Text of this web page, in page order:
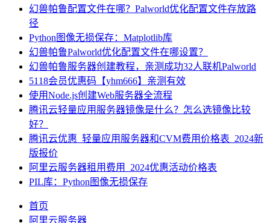
幻兽帕鲁配置文件在哪？Palworld优化配置文件存放路
径
Python图像无损保存：Matplotlib库
幻兽帕鲁Palworld优化配置文件在哪设置？
幻兽帕鲁服务器创建教程，亲测成功32人联机Palworld
5118会员优惠码【yhm666】亲测有效
使用Node.js创建Web服务器全流程
腾讯云轻量应用服务器镜像是什么？怎么选镜像比较
好？
腾讯云优惠_轻量应用服务器和CVM费用价格表_2024新
版报价
阿里云服务器租用费用_2024优惠活动价格表
PIL库：Python图像无损保存
首页
阿里云服务器